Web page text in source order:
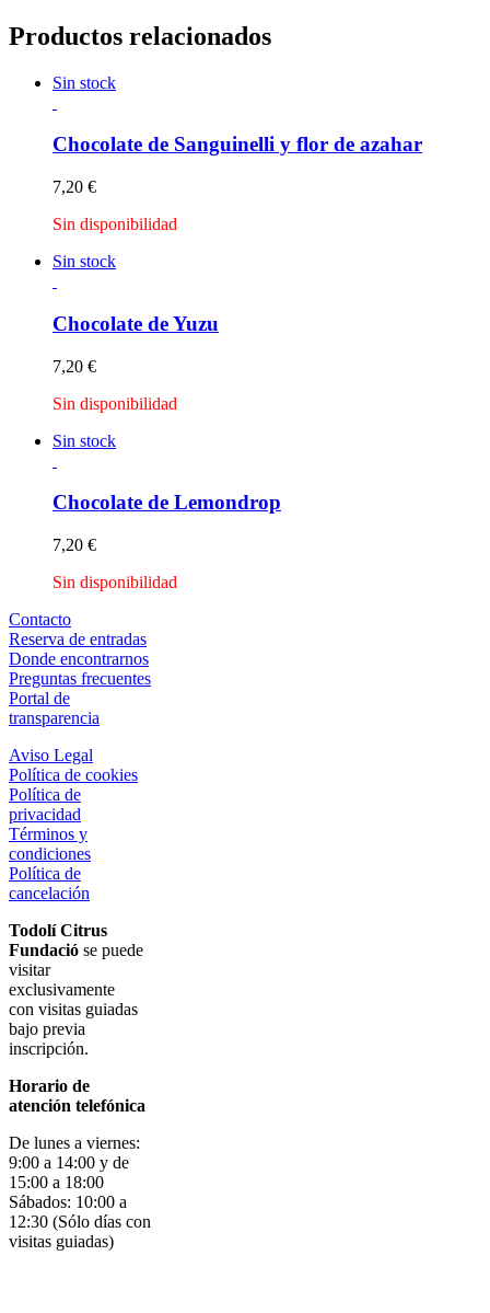
Productos relacionados
Sin stock
Chocolate de Sanguinelli y flor de azahar
7,20 €
Sin disponibilidad
Sin stock
Chocolate de Yuzu
7,20 €
Sin disponibilidad
Sin stock
Chocolate de Lemondrop
7,20 €
Sin disponibilidad
Contacto
Reserva de entradas
Donde encontrarnos
Preguntas frecuentes
Portal de
transparencia
Aviso Legal
Política de cookies
Política de
privacidad
Términos y
condiciones
Política de
cancelación
Todolí Citrus
Fundació se puede
visitar
exclusivamente
con visitas guiadas
bajo previa
inscripción.
Horario de
atención telefónica
De lunes a viernes:
9:00 a 14:00 y de
15:00 a 18:00
Sábados: 10:00 a
12:30 (Sólo días con
visitas guiadas)